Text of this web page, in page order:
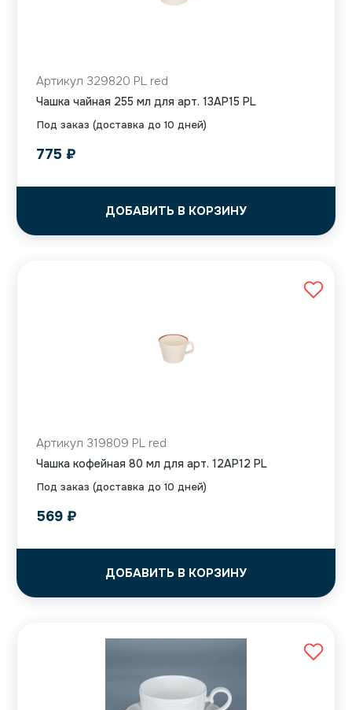
Под заказ (доставка до 10 дней)
Артикул 329820 PL red
Чашка чайная 255 мл для арт. 13AP15 PL
775 ₽
ДОБАВИТЬ В КОРЗИНУ
Под заказ (доставка до 10 дней)
Артикул 319809 PL red
Чашка кофейная 80 мл для арт. 12AP12 PL
569 ₽
ДОБАВИТЬ В КОРЗИНУ